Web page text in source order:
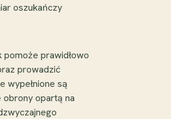
oszukańczy
prawidłowo
prowadzić
wypełnione są
obrony opartą na